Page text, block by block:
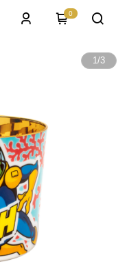
0
1/3